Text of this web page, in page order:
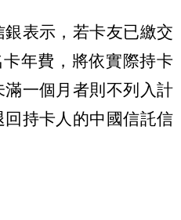
表示，若卡友已繳交
年費，將依實際持卡
一個月者則不列入計
持卡人的中國信託信